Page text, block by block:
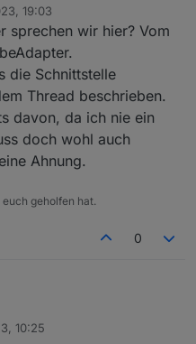
lsusb, allerdings ist der
413c:2003 Dell Computer
04e7:0050 Elo
093a:2510 Pixart
0424:ec00 Microchip
0424:9514 Microchip
1d6b:0002 Linux
ich gelesen und auch
nicht.
eingebunden und
19:03
sprechen wir hier? Vom
die Schnittstelle
Thread beschrieben.
davon, da ich nie ein
doch wohl auch
Ahnung.
geholfen hat.
0
10:25